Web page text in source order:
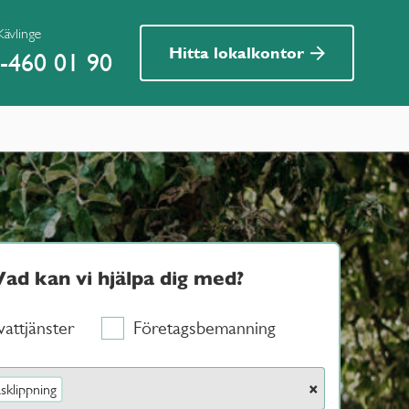
460 01 90 Hitta lokalkontor
kan vi hjälpa dig med?
Företagsbemanning
×